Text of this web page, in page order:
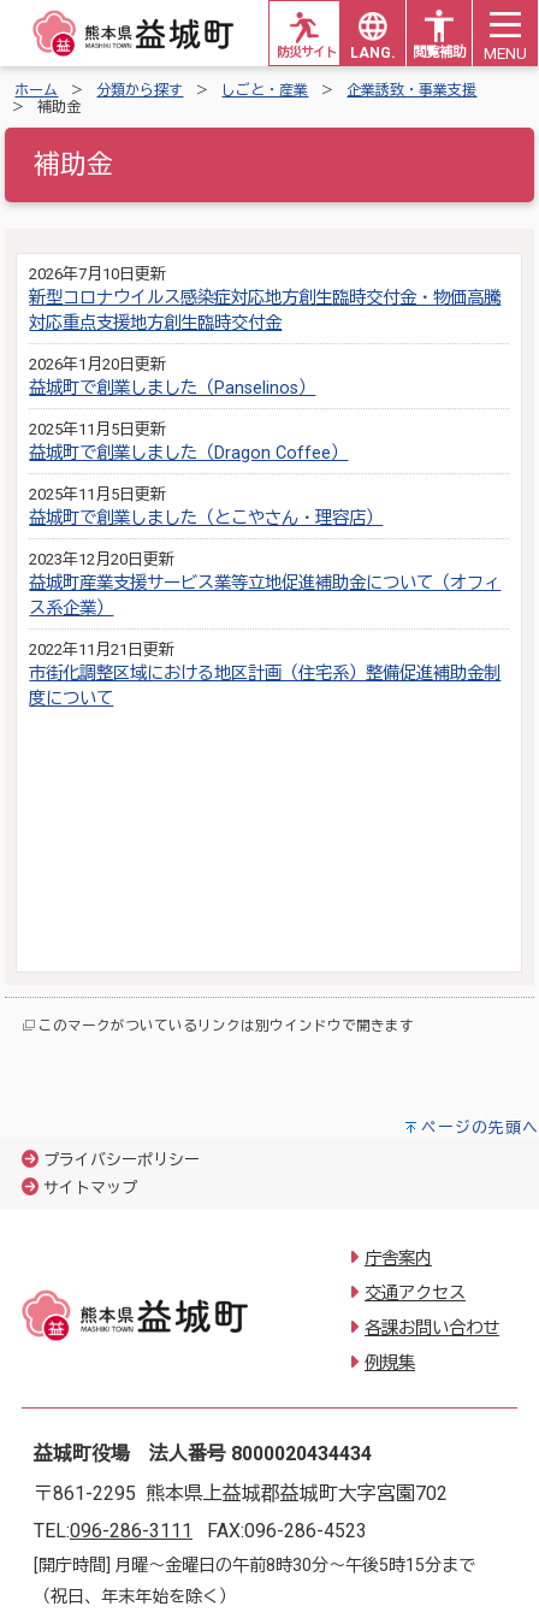
LANG. 閲覧補助
防災サイト MENU
ホーム 分類から探す しごと・産業
企業誘致・事業支援
補助金
補助金
2026年7月10日更新
新型コロナウイルス感染症対応地方創生臨時交付金・物価高騰
対応重点支援地方創生臨時交付金
2026年1月20日更新
益城町で創業しました（Panselinos）
2025年11月5日更新
益城町で創業しました（Dragon Coffee）
2025年11月5日更新
益城町で創業しました（とこやさん・理容店）
2023年12月20日更新
益城町産業支援サービス業等立地促進補助金について（オフィ
ス系企業）
2022年11月21日更新
市街化調整区域における地区計画（住宅系）整備促進補助金制
度について
このマークがついているリンクは別ウインドウで開きます
ページの先頭へ
プライバシーポリシー
サイトマップ
庁舎案内
交通アクセス
各課お問い合わせ
例規集
益城町役場 法人番号 8000020434434
〒861-2295 熊本県上益城郡益城町大字宮園702
TEL:096-286-3111 FAX:096-286-4523
[開庁時間] 月曜～金曜日の午前8時30分～午後5時15分まで
（祝日、年末年始を除く）